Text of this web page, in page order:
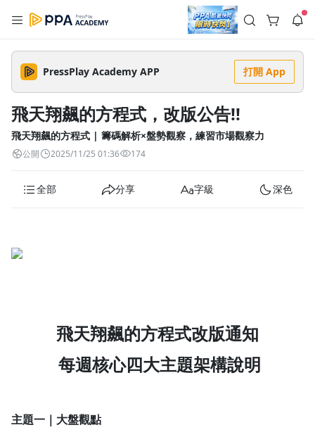
註冊領取 上千元優惠券！
公告
🌞 PPA 避暑津貼．冷氣房升級｜期間快閃活動
🥵 酷暑限時快閃｜單筆滿 NT$2,500 現折 NT$300、再贈最高
2% 點數回饋！🚀 酷暑來襲．偷偷在冷氣房升級 📈⭐️ 【冷氣房
進修 限時開跑】◾單筆滿 NT$2,500 現折 NT$300◾活動期間：
即日起 - 8/13（只有一週）-📣 酷暑季好康 \ 再加碼 /→ 點數回饋
無上限🔥購買任一課程 or 訂閱✅ 消費即享回饋 1% 點數✅ 滿
$5,000 回饋 2% 點數🎁 此為 PPA 官方帳號 Line@ 專屬活動，加
2 天前
查看全部
PressPlay Academy APP 打開 App
飛天翔飆的方程式，改版公告!!
飛天翔飆的方程式 | 籌碼解析×盤勢觀察，練習市場觀察力
公開 2025/11/25 01:36 174
全部 分享 字級 深色
飛天翔飆的方程式改版通知
每週核心四大主題架構說明
主題一｜大盤觀點
--:-- --:--
播放速度
1.0x
0.75x
追蹤列表 播放清單
返回播放器